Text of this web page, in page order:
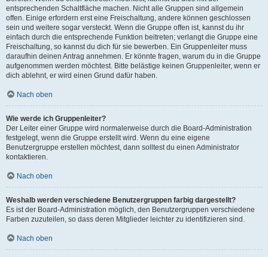
entsprechenden Schaltfläche machen. Nicht alle Gruppen sind allgemein
offen. Einige erfordern erst eine Freischaltung, andere können geschlossen
sein und weitere sogar versteckt. Wenn die Gruppe offen ist, kannst du ihr
einfach durch die entsprechende Funktion beitreten; verlangt die Gruppe eine
Freischaltung, so kannst du dich für sie bewerben. Ein Gruppenleiter muss
daraufhin deinen Antrag annehmen. Er könnte fragen, warum du in die Gruppe
aufgenommen werden möchtest. Bitte belästige keinen Gruppenleiter, wenn er
dich ablehnt, er wird einen Grund dafür haben.
Nach oben
Wie werde ich Gruppenleiter?
Der Leiter einer Gruppe wird normalerweise durch die Board-Administration
festgelegt, wenn die Gruppe erstellt wird. Wenn du eine eigene
Benutzergruppe erstellen möchtest, dann solltest du einen Administrator
kontaktieren.
Nach oben
Weshalb werden verschiedene Benutzergruppen farbig dargestellt?
Es ist der Board-Administration möglich, den Benutzergruppen verschiedene
Farben zuzuteilen, so dass deren Mitglieder leichter zu identifizieren sind.
Nach oben